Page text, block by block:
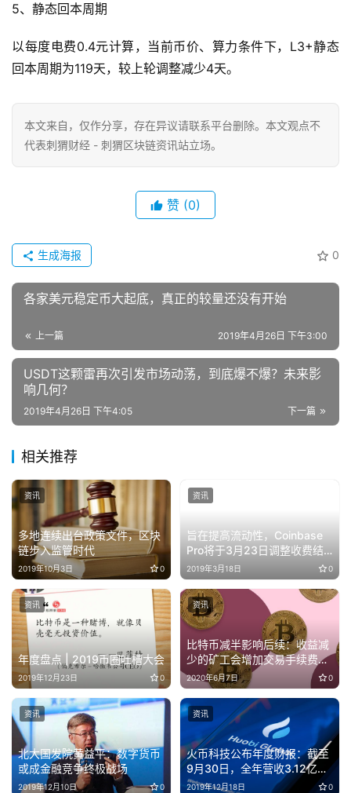
5、静态回本周期
以每度电费0.4元计算，当前币价、算力条件下，L3+静态
回本周期为119天，较上轮调整减少4天。
本文来自 ，仅作分享，存在异议请联系平台删除。本文观点不
代表刺猬财经 - 刺猬区块链资讯站立场。
赞 (0)
0
生成海报
各家美元稳定币大起底，真正的较量还没有开始
上一篇 2019年4月26日 下午3:00
USDT这颗雷再次引发市场动荡，到底爆不爆？未来影
响几何？
下一篇
2019年4月26日 下午4:05
相关推荐
多地连续出台政策文件，区块
链步入监管时代
2019年10月3日 0
资讯
旨在提高流动性，Coinbase
Pro将于3月23日调整收费结
构
2019年3月18日 0
资讯
年度盘点 | 2019币圈吐槽大会
2019年12月23日 0
资讯
比特币减半影响后续：收益减
少的矿工会增加交易手续费
吗？
2020年6月7日 0
资讯
北大国发院黄益平：数字货币
或成金融竞争终极战场
2019年12月10日 0
资讯
火币科技公布年度财报：截至
9月30日，全年营收3.12亿港
元
2019年12月18日 0
资讯